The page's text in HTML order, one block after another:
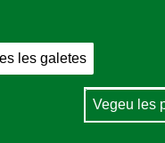
V20 amb la
Muprespa
les galetes
Vegeu les